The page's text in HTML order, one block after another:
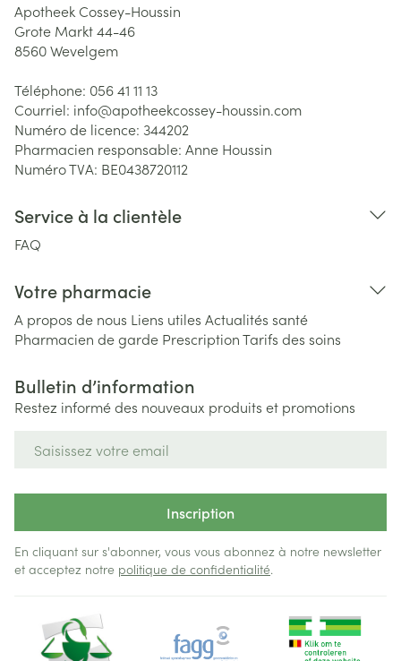
Apotheek Cossey-Houssin
Grote Markt 44-46
8560Wevelgem
Téléphone: 056 41 11 13
Courriel: info@apotheekcossey-houssin.com
Numéro de licence: 344202
Pharmacien responsable: Anne Houssin
Numéro TVA: BE0438720112
Service à la clientèle
FAQ
Votre pharmacie
A propos de nous Liens utiles Actualités santé
Pharmacien de garde PrescriptionTarifs des soins
Bulletin d’information
Restez informé des nouveaux produits et promotions
Inscription
En cliquant sur s'abonner, vous vous abonnez à notre newsletter
et acceptez notre politique de confidentialité.